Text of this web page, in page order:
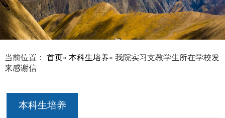
当前位置： 首页» 本科生培养» 我院实习支教学生所在学校发
来感谢信
本科生培养